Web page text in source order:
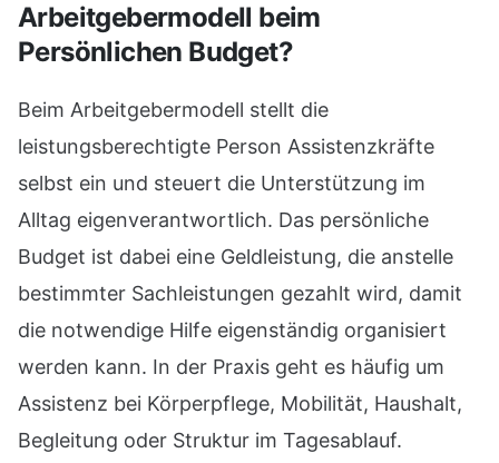
Arbeitgebermodell beim
Persönlichen Budget?
Beim Arbeitgebermodell stellt die
leistungsberechtigte Person Assistenzkräfte
selbst ein und steuert die Unterstützung im
Alltag eigenverantwortlich. Das persönliche
Budget ist dabei eine Geldleistung, die anstelle
bestimmter Sachleistungen gezahlt wird, damit
die notwendige Hilfe eigenständig organisiert
werden kann. In der Praxis geht es häufig um
Assistenz bei Körperpflege, Mobilität, Haushalt,
Begleitung oder Struktur im Tagesablauf.